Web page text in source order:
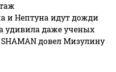
и Нептуна идут дожди
удивила даже ученых
довел Мизулину